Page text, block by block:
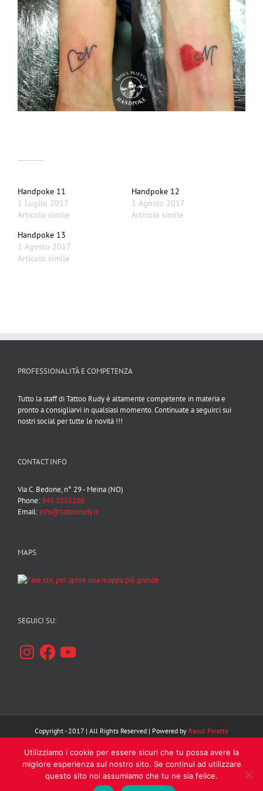
Handpoke 11
1 Luglio 2017
Articolo simile
Handpoke 12
1 Agosto 2017
Articolo simile
Handpoke 13
1 Agosto 2017
Articolo simile
PROFESSIONALITÀ E COMPETENZA
Tutto la staff di Tattoo Rudy è altamente competente in materia e
pronto a consigliarvi in qualsiasi momento. Continuate a seguirci sui
nostri social per tutte le novità !!!
CONTACT INFO
Via C. Bedone, n° 29 - Meina (NO)
Phone: 345 2215108
Email: info@tattoorudy.it
MAPS
SEGUICI SU:
InstagramFacebookYouTube
Copyright - 2017 | All Rights Reserved | Powered by Raoul Paietta
FacebookInstagram
YouTube
Utilizziamo i cookie per essere sicuri che tu possa avere la
migliore esperienza sul nostro sito. Se continui ad utilizzare
questo sito noi assumiamo che tu ne sia felice.